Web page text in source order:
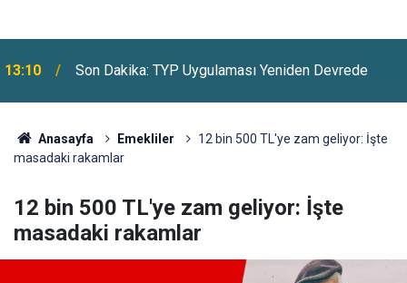
13:10 Son Dakika: TYP Uygulaması Yeniden Devrede
Anasayfa Emekliler
12 bin 500 TL'ye zam geliyor: İşte
masadaki rakamlar
12 bin 500 TL'ye zam geliyor: İşte
masadaki rakamlar